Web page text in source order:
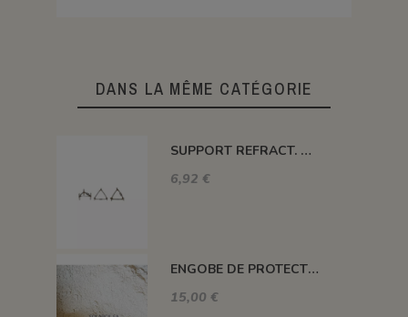
DANS LA MÊME CATÉGORIE
SUPPORT REFRACT. DOUBLE ROND Ø 100 MM 1260°C
6,92 €
ENGOBE DE PROTECTION POUR LES PLAQUES
15,00 €